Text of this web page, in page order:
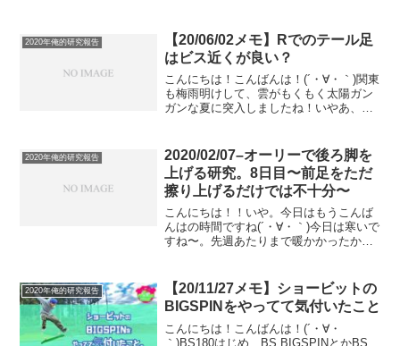
でいいっちゃいいのだと思います。そこ
そ...
2020年俺的研究報告
【20/06/02メモ】Rでのテール足
はビス近くが良い？
こんにちは！こんばんは！(´・∀・｀)関東
も梅雨明けして、雲がもくもく太陽ガン
ガンな夏に突入しましたね！いやあ、暑
て！最近更新サボり気味です(´・∀・｀)早
く過去の...
2020年俺的研究報告
2020/02/07–オーリーで後ろ脚を
上げる研究。8日目〜前足をただ
擦り上げるだけでは不十分〜
こんにちは！！いや。今日はもうこんば
んはの時間ですね(´・∀・｀)今日は寒いで
すね〜。先週あたりまで暖かかったから
さて、そんな今日は滑れなかったんです
が、昨日...
2020年俺的研究報告
【20/11/27メモ】ショービットの
BIGSPINをやってて気付いたこと
こんにちは！こんばんは！(´・∀・
｀)BS180はじめ、BS BIGSPINとかBS